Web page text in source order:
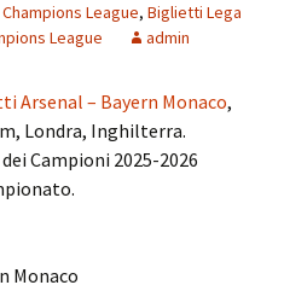
League, Biglietti Lega
League admin
Arsenal – Bayern Monaco,
Londra, Inghilterra.
Campioni 2025-2026
Monaco